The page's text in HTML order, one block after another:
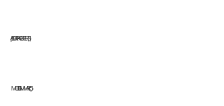
JAZ SURFACE EXPERTS1
MODI GMM ARC5